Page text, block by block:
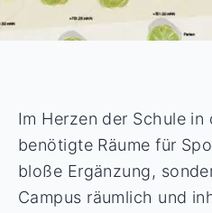
Im Herzen der Schule
benötigte Räume für
bloße Ergänzung,
Campus räumlich und